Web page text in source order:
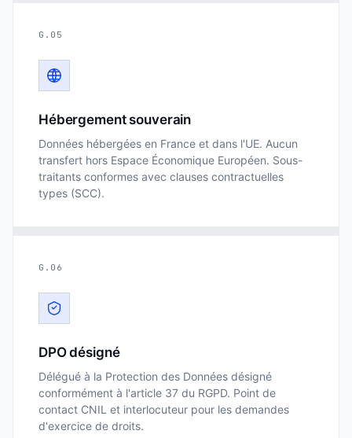
G.05
Hébergement souverain
Données hébergées en France et dans l'UE. Aucun
transfert hors Espace Économique Européen. Sous-
traitants conformes avec clauses contractuelles
types (SCC).
G.06
DPO désigné
Délégué à la Protection des Données désigné
conformément à l'article 37 du RGPD. Point de
contact CNIL et interlocuteur pour les demandes
d'exercice de droits.